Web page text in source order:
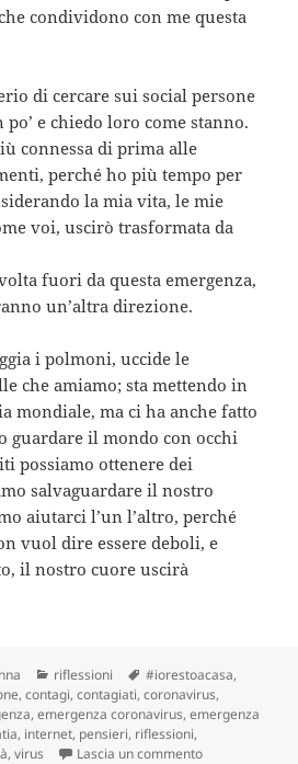
condividono con me questa
di cercare sui social persone
e chiedo loro come stanno.
connessa di prima alle
perché ho più tempo per
la mia vita, le mie
voi, uscirò trasformata da
fuori da questa emergenza,
un’altra direzione.
i polmoni, uccide le
che amiamo; sta mettendo in
mondiale, ma ci ha anche fatto
guardare il mondo con occhi
possiamo ottenere dei
salvaguardare il nostro
aiutarci l’un l’altro, perché
vuol dire essere deboli, e
il nostro cuore uscirà
Categorie
riflessioni Tag
#iorestoacasa,
,contagi,contagiati,coronavirus,
,emergenza coronavirus,emergenza
, internet, pensieri, riflessioni,
,virus Lascia un commentosu Emergenza